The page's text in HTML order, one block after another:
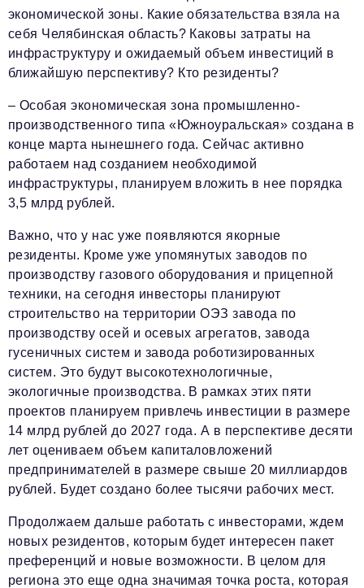
экономической зоны. Какие обязательства взяла на
себя Челябинская область? Каковы затраты на
инфраструктуру и ожидаемый объем инвестиций в
ближайшую перспективу? Кто резиденты?
– Особая экономическая зона промышленно-
производственного типа «Южноуральская» создана в
конце марта нынешнего года. Сейчас активно
работаем над созданием необходимой
инфраструктуры, планируем вложить в нее порядка
3,5 млрд рублей.
Важно, что у нас уже появляются якорные
резиденты. Кроме уже упомянутых заводов по
производству газового оборудования и прицепной
техники, на сегодня инвесторы планируют
строительство на территории ОЭЗ завода по
производству осей и осевых агрегатов, завода
гусеничных систем и завода роботизированных
систем. Это будут высокотехнологичные,
экологичные производства. В рамках этих пяти
проектов планируем привлечь инвестиции в размере
14 млрд рублей до 2027 года. А в перспективе десяти
лет оцениваем объем капиталовложений
предпринимателей в размере свыше 20 миллиардов
рублей. Будет создано более тысячи рабочих мест.
Продолжаем дальше работать с инвесторами, ждем
новых резидентов, которым будет интересен пакет
преференций и новые возможности. В целом для
региона это еще одна значимая точка роста, которая